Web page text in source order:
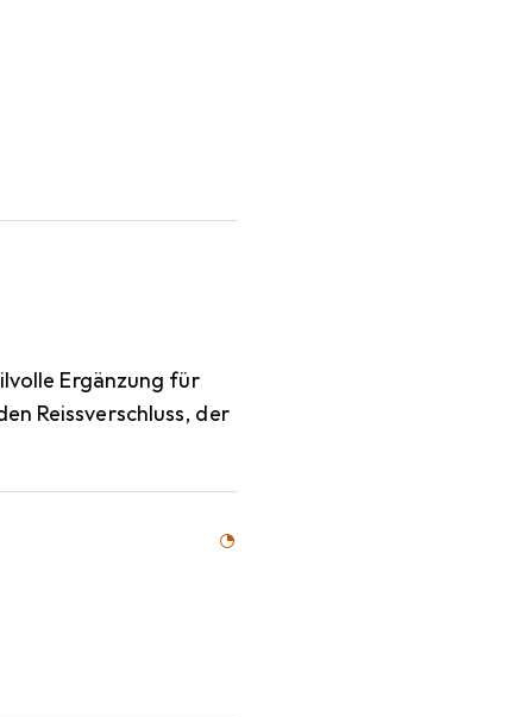
Ergänzung für
Reissverschluss, der